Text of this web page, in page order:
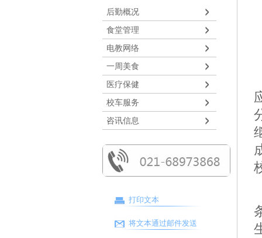
后勤概况
食堂管理
电教网络
一周美食
医疗保健
校车服务
咨讯信息
打印文本
将文本通过邮件发送